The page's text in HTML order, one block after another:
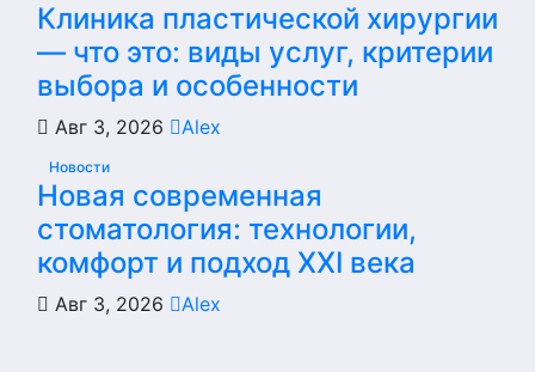
Клиника пластической хирургии
— что это: виды услуг, критерии
выбора и особенности
Авг 3, 2026 Alex
Новости
Новая современная
стоматология: технологии,
комфорт и подход XXI века
Авг 3, 2026 Alex